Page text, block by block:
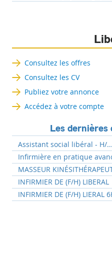
Consultez les offres
Consultez les CV
Publiez votre annonce
Accédez à votre compte
Les
Assistant social libéral - H/...
Infirmière en pratique
MASSEUR
INFIRMIER DE (F/H) LIBERAL
INFIRMIER DE (F/H) LIERAL